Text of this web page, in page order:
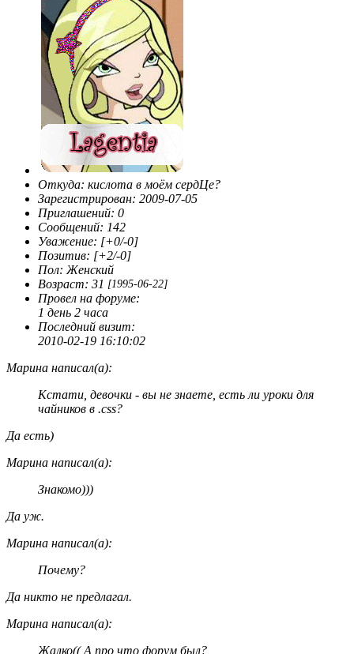
Откуда: кислота в моём сердЦе?
Зарегистрирован: 2009-07-05
Приглашений: 0
Сообщений: 142
Уважение: [+0/-0]
Позитив: [+2/-0]
Пол: Женский
Возраст: 31 [1995-06-22]
Провел на форуме:
1 день 2 часа
Последний визит:
2010-02-19 16:10:02
Марина написал(а):
Кстати, девочки - вы не знаете, есть ли уроки для
чайников в .css?
Да есть)
Марина написал(а):
Знакомо)))
Да уж.
Марина написал(а):
Почему?
Да никто не предлагал.
Марина написал(а):
Жалко(( А про что форум был?